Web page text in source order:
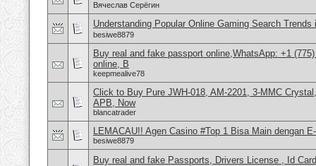
Вячеслав Серёгин
Understanding Popular Online Gaming Search Trends
besiwe8879
Buy real and fake passport online,WhatsApp: +1
online, B
keepmealive78
Click to Buy Pure JWH-018, AM-2201, 3-MMC
APB, Now
blancatrader
LEMACAU!! Agen Casino #Top 1 Bisa Main dengan
besiwe8879
Buy real and fake Passports, Drivers License , Id